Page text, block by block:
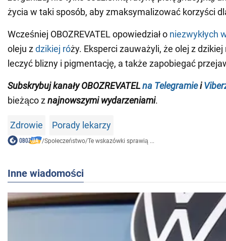
życia w taki sposób, aby zmaksymalizować korzyści
Wcześniej OBOZREVATEL opowiedział o niezwykłych
oleju zdzikiej róży. Eksperci zauważyli, że olej z
leczyć blizny i pigmentację, a także zapobiegać
Subskrybuj kanały OBOZREVATELna Telegramiei
bieżąco znajnowszymi wydarzeniami.
Zdrowie Porady lekarzy
/Społeczeństwo/Te wskazówki sprawią ...
Inne wiadomości